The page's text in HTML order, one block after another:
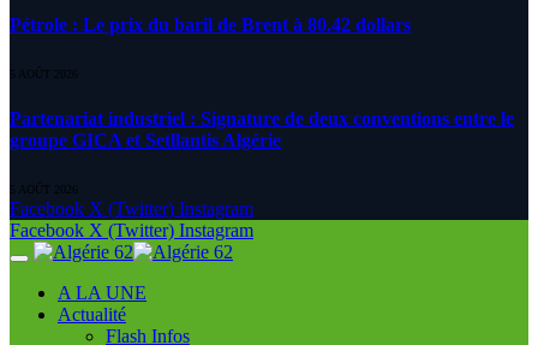
Pétrole : Le prix du baril de Brent à 80.42 dollars
5 AOÛT 2026
Partenariat industriel : Signature de deux conventions entre le
groupe GICA et Setllantis Algérie
5 AOÛT 2026
Facebook X (Twitter) Instagram
Facebook X (Twitter) Instagram
A LA UNE
Actualité
Flash Infos